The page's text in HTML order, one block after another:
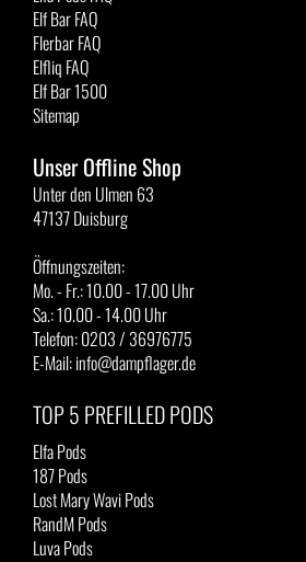
Elf Bar FAQ
Flerbar FAQ
Elfliq FAQ
Elf Bar 1500
Sitemap
Unser Offline Shop
Unter den Ulmen 63
47137 Duisburg
Öffnungszeiten:
Mo. - Fr.: 10.00 - 17.00 Uhr
Sa.: 10.00 - 14.00 Uhr
Telefon: 0203 / 36976775
E-Mail: info@dampflager.de
TOP 5 PREFILLED PODS
Elfa Pods
187 Pods
Lost Mary Wavi Pods
RandM Pods
Luva Pods